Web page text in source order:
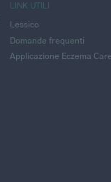
LINK UTILI
Lessico
Domande frequenti
Applicazione Eczema